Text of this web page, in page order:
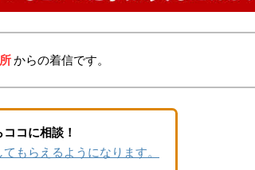
からの着信です。
コに相談！
もらえるようになります。